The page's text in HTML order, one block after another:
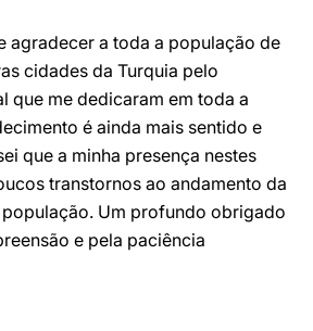
agradecer a toda a população de
cidades da Turquia pelo
que me dedicaram em toda a
é ainda mais sentido e
que a minha presença nestes
transtornos ao andamento da
Um profundo obrigado
e pela paciência